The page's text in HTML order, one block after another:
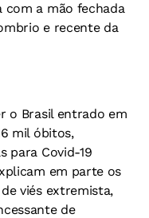
a mão fechada
e recente da
o Brasil entrado em
mil óbitos,
para Covid-19
em parte os
viés extremista,
de